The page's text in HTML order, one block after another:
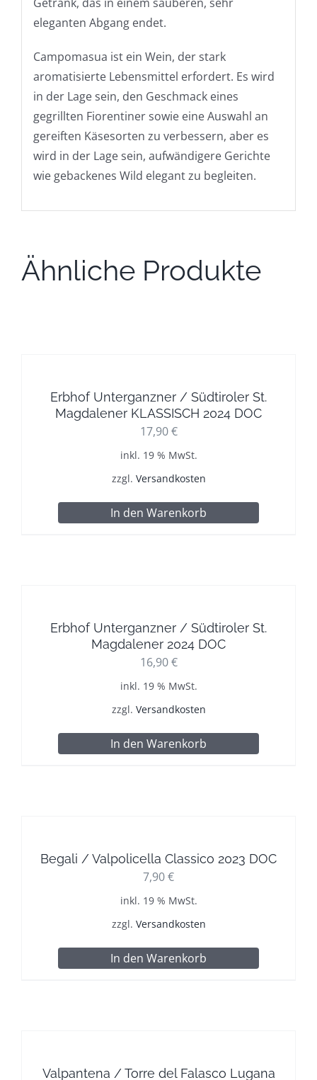
eleganten Abgang endet.
Campomasua ist ein Wein, der stark
aromatisierte Lebensmittel erfordert. Es wird
in der Lage sein, den Geschmack eines
gegrillten Fiorentiner sowie eine Auswahl an
gereiften Käsesorten zu verbessern, aber es
wird in der Lage sein, aufwändigere Gerichte
wie gebackenes Wild elegant zu begleiten.
Ähnliche Produkte
Erbhof Unterganzner / Südtiroler St.
Magdalener KLASSISCH 2024 DOC
17,90€
inkl. 19 % MwSt.
zzgl. Versandkosten
In den Warenkorb
Erbhof Unterganzner / Südtiroler St.
Magdalener 2024 DOC
16,90€
inkl. 19 % MwSt.
zzgl. Versandkosten
In den Warenkorb
Begali / Valpolicella Classico 2023 DOC
7,90€
inkl. 19 % MwSt.
zzgl. Versandkosten
In den Warenkorb
Valpantena / Torre del Falasco Lugana